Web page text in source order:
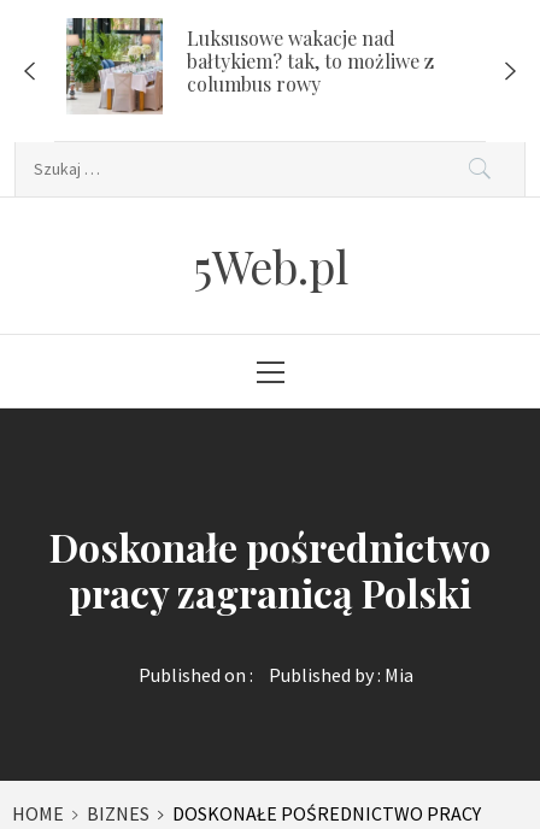
content
Luksusowe wakacje nad
bałtykiem? tak, to możliwe z
columbus rowy
5Web.pl
Menu
Doskonałe pośrednictwo
pracy zagranicą Polski
Published on : Published by : Mia
HOME BIZNES
DOSKONAŁE POŚREDNICTWO PRACY